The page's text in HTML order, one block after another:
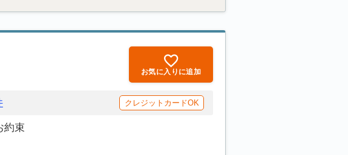
お気に入りに追加
クレジットカードOK
約束